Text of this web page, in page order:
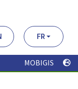
FR
MOBIGIS